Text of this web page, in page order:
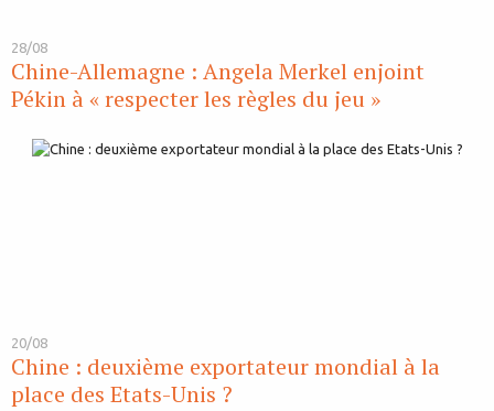
28/08
Chine-Allemagne : Angela Merkel enjoint
Pékin à « respecter les règles du jeu »
20/08
Chine : deuxième exportateur mondial à la
place des Etats-Unis ?